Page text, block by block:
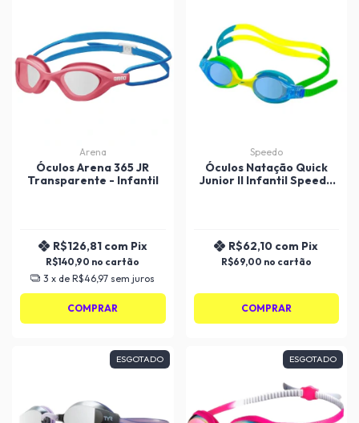
Arena
Óculos Arena 365 JR
Transparente - Infantil
R$140,90
R$126,81 com Pix
3 x deR$46,97 sem juros
COMPRAR
Speedo
Óculos Natação Quick
Junior II Infantil Speedo
R$69,00
R$62,10 com Pix
COMPRAR
ESGOTADO ESGOTADO